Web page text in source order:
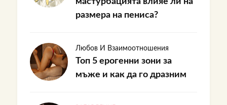
размера на пениса?
Любов И Взаимоотношения
Топ 5 ерогенни зони за
мъже и как да го дразним